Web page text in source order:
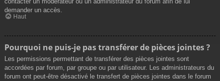
demander un accès.
Haut
Pourquoi ne puis-je pas transférer de pièces jointes ?
Les permissions permettant de transférer des pièces jointes sont
accordées par forum, par groupe ou par utilisateur. Les administrateurs du
forum ont peut-être désactivé le transfert de pièces jointes dans le forum